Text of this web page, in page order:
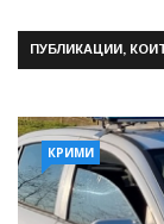
ПУБЛИКАЦИИ,
КРИМИ